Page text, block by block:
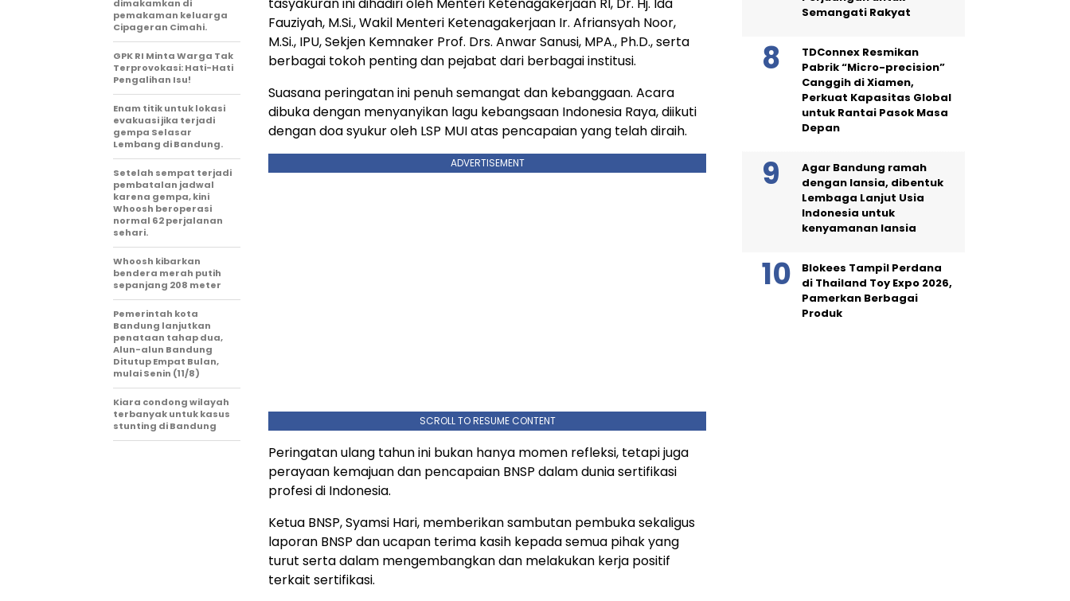
Fauziyah, M.Si., Wakil Menteri Ketenagakerjaan Ir. Afriansyah Noor,
M.Si., IPU, Sekjen Kemnaker Prof. Drs. Anwar Sanusi, MPA., Ph.D., serta
berbagai tokoh penting dan pejabat dari berbagai institusi.
Suasana peringatan ini penuh semangat dan kebanggaan. Acara
dibuka dengan menyanyikan lagu kebangsaan Indonesia Raya, diikuti
dengan doa syukur oleh LSP MUI atas pencapaian yang telah diraih.
ADVERTISEMENT
SCROLL TO RESUME CONTENT
Peringatan ulang tahun ini bukan hanya momen refleksi, tetapi juga
perayaan kemajuan dan pencapaian BNSP dalam dunia sertifikasi
profesi di Indonesia.
Ketua BNSP, Syamsi Hari, memberikan sambutan pembuka sekaligus
laporan BNSP dan ucapan terima kasih kepada semua pihak yang
turut serta dalam mengembangkan dan melakukan kerja positif
terkait sertifikasi.
dimakamkan di
pemakaman keluarga
Cipageran Cimahi.
GPK RI Minta Warga Tak
Terprovokasi: Hati-Hati
Pengalihan Isu!
Enam titik untuk lokasi
evakuasi jika terjadi
gempa Selasar
Lembang di Bandung.
Setelah sempat terjadi
pembatalan jadwal
karena gempa, kini
Whoosh beroperasi
normal 62 perjalanan
sehari.
Whoosh kibarkan
bendera merah putih
sepanjang 208 meter
Pemerintah kota
Bandung lanjutkan
penataan tahap dua,
Alun-alun Bandung
Ditutup Empat Bulan,
mulai Senin (11/8)
Kiara condong wilayah
terbanyak untuk kasus
stunting di Bandung
Semangati Rakyat
TDConnex Resmikan
Pabrik “Micro-precision”
Canggih di Xiamen,
Perkuat Kapasitas Global
untuk Rantai Pasok Masa
Depan
Agar Bandung ramah
dengan lansia, dibentuk
Lembaga Lanjut Usia
Indonesia untuk
kenyamanan lansia
Blokees Tampil Perdana
di Thailand Toy Expo 2026,
Pamerkan Berbagai
Produk